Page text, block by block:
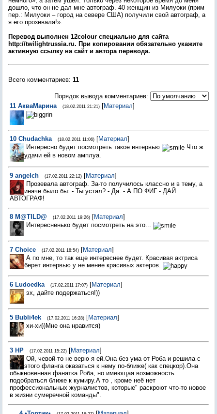
дошло, что он не дал мне автограф. 40 женщин из Милуоки (прим
пер.: Милуоки – город на севере США) получили свой автограф, а
я его прозевала!».
Перевод выполнен 12colour специально для сайта
http://twilightrussia.ru. При копировании обязательно укажите
активную ссылку на сайт и автора перевода.
Всего комментариев: 11
Порядок вывода комментариев:
11 АкваМарина (18.02.2011 21:21) [Материал]
10 Chudachka (18.02.2011 11:06) [Материал]
Интересно будет посмотреть такое интервью
Что ж
удачи ей в новом амплуа.
9 angelch (17.02.2011 22:12) [Материал]
Прозевала автограф. За-то получилось классно и в тему, а
иначе было бы: - Ты устал? - Да. - А ПО ФИГ - ДАЙ
АВТОГРАФ!
8 M@TILD@ (17.02.2011 19:26) [Материал]
Интересненько будет посмотреть на это...
7 Choice (17.02.2011 18:54) [Материал]
А по мне, то так еще интереснее будет. Красивая актриса
берет интервью у не менее красивых актеров.
6 Ludoedka (17.02.2011 17:07) [Материал]
эх, дайте подержаться!))
5 Bubli4ek (17.02.2011 16:28) [Материал]
хи-хи))Мне она нравится)
3 НР (17.02.2011 15:22) [Материал]
Ой, чевой-то не верю я ей.Она без ума от Роба и решила с
этого фланга оказаться к нему по-ближе( как спецкор).Она
обыкновенная фанатка Роба, но имеющая возможность
подобраться ближе к кумиру.А то , кроме неё нет
профессиональных журналистов, которые" раскроют что-то новое
в жизни сумеречной команды".